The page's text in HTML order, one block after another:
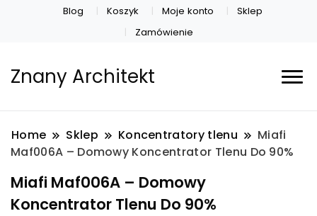
Blog Koszyk Moje konto
Sklep
Zamówienie
Znany Architekt
Home Sklep Koncentratory tlenu
Miafi
Maf006A – Domowy Koncentrator Tlenu Do 90%
Miafi Maf006A – Domowy
Koncentrator Tlenu Do 90%